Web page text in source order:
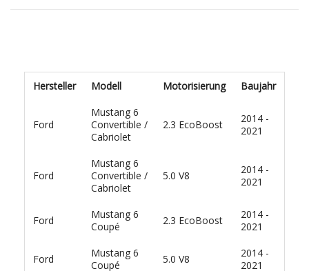
Hersteller Modell Motorisierung Baujahr
Ford
Mustang 6
Convertible /
Cabriolet
2.3 EcoBoost
2014 -
2021
Ford
Mustang 6
Convertible /
Cabriolet
5.0 V8
2014 -
2021
Ford
Mustang 6
Coupé
2.3 EcoBoost
2014 -
2021
Ford
Mustang 6
Coupé
5.0 V8
2014 -
2021